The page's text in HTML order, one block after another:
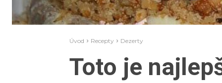
Úvod Recepty Dezerty
Toto je